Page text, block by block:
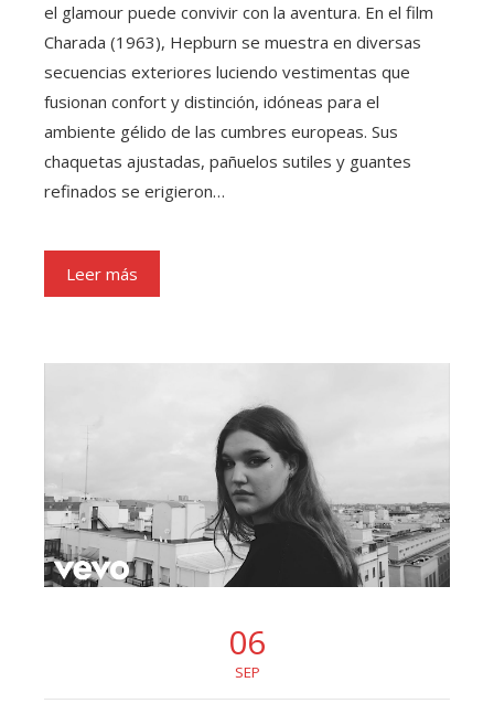
el glamour puede convivir con la aventura. En el film
Charada (1963), Hepburn se muestra en diversas
secuencias exteriores luciendo vestimentas que
fusionan confort y distinción, idóneas para el
ambiente gélido de las cumbres europeas. Sus
chaquetas ajustadas, pañuelos sutiles y guantes
refinados se erigieron…
Leer más
06
SEP